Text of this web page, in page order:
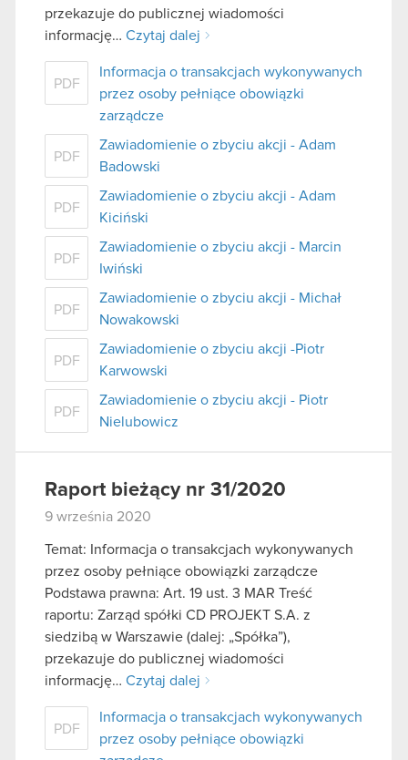
przekazuje do publicznej wiadomości
informację… Czytaj dalej
PDF
Informacja o transakcjach wykonywanych
przez osoby pełniące obowiązki
zarządcze
PDF
Zawiadomienie o zbyciu akcji - Adam
Badowski
PDF
Zawiadomienie o zbyciu akcji - Adam
Kiciński
PDF
Zawiadomienie o zbyciu akcji - Marcin
Iwiński
PDF
Zawiadomienie o zbyciu akcji - Michał
Nowakowski
PDF
Zawiadomienie o zbyciu akcji -Piotr
Karwowski
PDF
Zawiadomienie o zbyciu akcji - Piotr
Nielubowicz
Raport bieżący nr 31/2020
9 września 2020
Temat: Informacja o transakcjach wykonywanych
przez osoby pełniące obowiązki zarządcze
Podstawa prawna: Art. 19 ust. 3 MAR Treść
raportu: Zarząd spółki CD PROJEKT S.A. z
siedzibą w Warszawie (dalej: „Spółka”),
przekazuje do publicznej wiadomości
informację… Czytaj dalej
PDF
Informacja o transakcjach wykonywanych
przez osoby pełniące obowiązki